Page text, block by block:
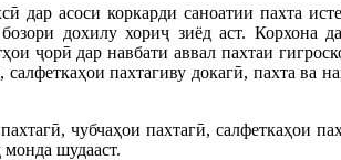
дар асоси коркарди саноатии пахта
дохилу хориҷ зиёд аст. Корхона
ҷорӣ дар навбати аввал пахтаи
пахтагиву докагӣ, пахта ва
чубчаҳои пахтагӣ, салфеткаҳои
шудааст.